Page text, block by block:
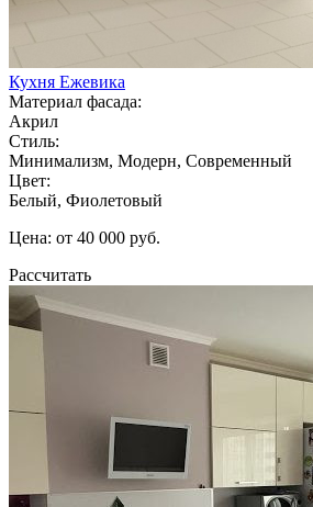
Кухня Ежевика
Материал фасада:
Акрил
Стиль:
Минимализм, Модерн, Современный
Цвет:
Белый, Фиолетовый
Цена: от 40 000 руб.
Рассчитать